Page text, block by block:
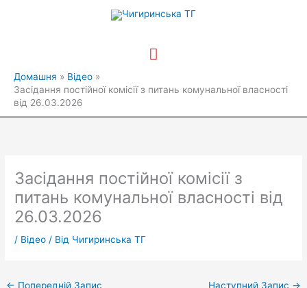
Головне
меню
Домашня
Відео
Засідання постійної комісії з питань комунальної власності
від 26.03.2026
Засідання постійної комісії з
питань комунальної власності від
26.03.2026
/ Відео / Від Чигиринська ТГ
← Попередній Запис Наступний Запис →